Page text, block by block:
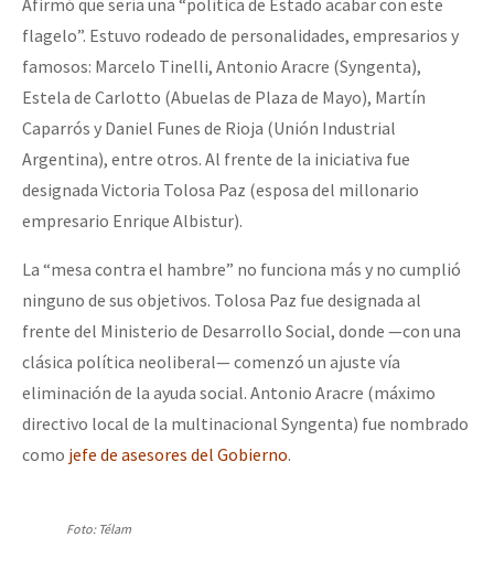
flagelo”. Estuvo rodeado de personalidades, empresarios y
famosos: Marcelo Tinelli, Antonio Aracre (Syngenta),
Estela de Carlotto (Abuelas de Plaza de Mayo), Martín
Caparrós y Daniel Funes de Rioja (Unión Industrial
Argentina), entre otros. Al frente de la iniciativa fue
designada Victoria Tolosa Paz (esposa del millonario
empresario Enrique Albistur).
La “mesa contra el hambre” no funciona más y no cumplió
ninguno de sus objetivos. Tolosa Paz fue designada al
frente del Ministerio de Desarrollo Social, donde —con una
clásica política neoliberal— comenzó un ajuste vía
eliminación de la ayuda social. Antonio Aracre (máximo
directivo local de la multinacional Syngenta) fue nombrado
como jefe de asesores del Gobierno.
Foto: Télam